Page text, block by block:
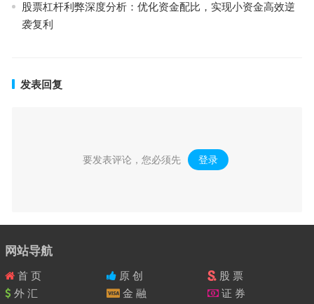
股票杠杆利弊深度分析：优化资金配比，实现小资金高效逆
袭复利
发表回复
要发表评论，您必须先 登录 。
网站导航
首 页 原 创
股 票
外 汇
金 融
证 券